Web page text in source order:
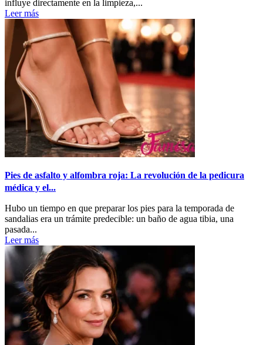
influye directamente en la limpieza,...
Leer más
Pies de asfalto y alfombra roja: La revolución de la pedicura
médica y el...
Hubo un tiempo en que preparar los pies para la temporada de
sandalias era un trámite predecible: un baño de agua tibia, una
pasada...
Leer más